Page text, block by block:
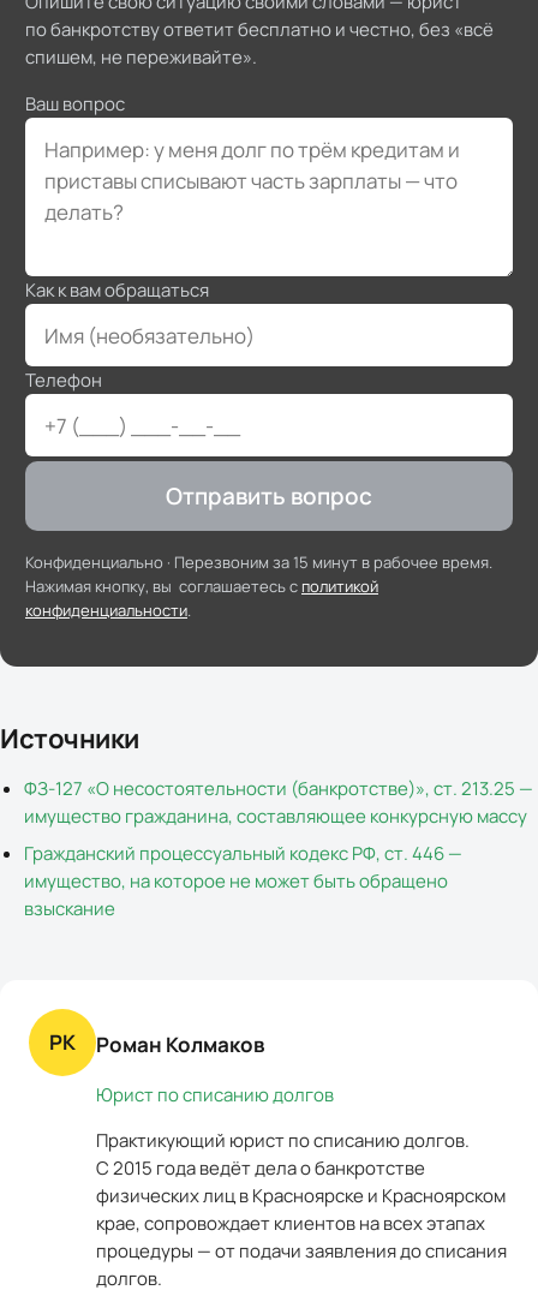
по банкротству ответит бесплатно и честно, без «всё
спишем, не переживайте».
Ваш вопрос
Как к вам обращаться
Телефон
Отправить вопрос
Конфиденциально · Перезвоним за 15 минут в рабочее время.
Нажимая кнопку, вы соглашаетесь с политикой
конфиденциальности.
Источники
ФЗ-127 «О несостоятельности (банкротстве)», ст. 213.25 —
имущество гражданина, составляющее конкурсную массу
Гражданский процессуальный кодекс РФ, ст. 446 —
имущество, на которое не может быть обращено
взыскание
РК Роман Колмаков
Юрист по списанию долгов
Практикующий юрист по списанию долгов.
С 2015 года ведёт дела о банкротстве
физических лиц в Красноярске и Красноярском
крае, сопровождает клиентов на всех этапах
процедуры — от подачи заявления до списания
долгов.